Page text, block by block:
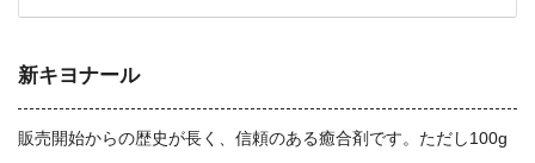
新キヨナール
販売開始からの歴史が長く、信頼のある癒合剤です。ただし100g